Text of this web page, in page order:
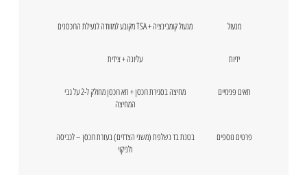
מנעול מנעול קומבינציה + TSA מקובע למזוודה לנעילת הרוכסנים
ידיות עליונה + צידית
תאים פנימיים
מחיצה בסגירת רוכסן + תא רוכסן מחולק ל-2 על גבי
המחיצה
פרטים נוספים
בטנת בד נשלפת (משני הצדדים) בעזרת רוכסן – לכביסה
ולניקוי